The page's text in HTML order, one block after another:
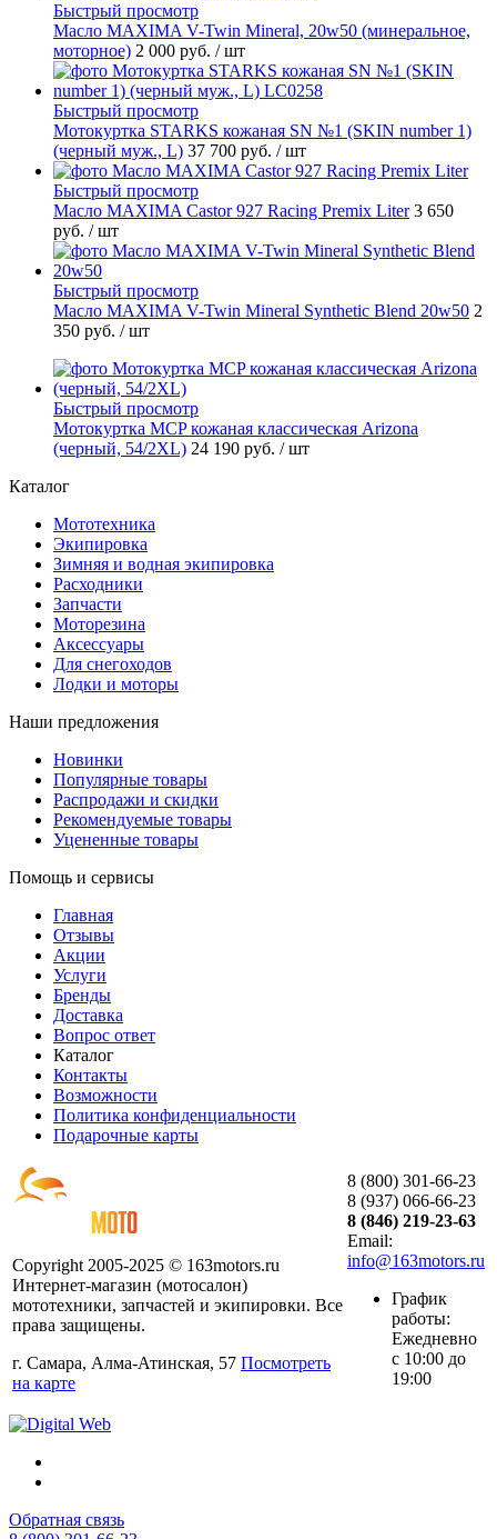
Быстрый просмотр
Масло MAXIMA V-Twin Mineral, 20w50 (минеральное,
моторное) 2 000 руб. / шт
Быстрый просмотр
Мотокуртка STARKS кожаная SN №1 (SKIN number 1)
(черный муж., L) 37 700 руб. / шт
Быстрый просмотр
Масло MAXIMA Castor 927 Racing Premix Liter 3 650
руб. / шт
Быстрый просмотр
Масло MAXIMA V-Twin Mineral Synthetic Blend 20w50 2
350 руб. / шт
Быстрый просмотр
Мотокуртка MCP кожаная классическая Arizona
(черный, 54/2XL) 24 190 руб. / шт
Каталог
Мототехника
Экипировка
Зимняя и водная экипировка
Расходники
Запчасти
Моторезина
Аксессуары
Для снегоходов
Лодки и моторы
Наши предложения
Новинки
Популярные товары
Распродажи и скидки
Рекомендуемые товары
Уцененные товары
Помощь и сервисы
Главная
Отзывы
Акции
Услуги
Бренды
Доставка
Вопрос ответ
Каталог
Контакты
Возможности
Политика конфиденциальности
Подарочные карты
Copyright 2005-2025 © 163motors.ru
Интернет-магазин (мотосалон)
мототехники, запчастей и экипировки. Все
права защищены.
г. Самара, Алма-Атинская, 57 Посмотреть
на карте
8 (800) 301-66-23
8 (937) 066-66-23
8 (846) 219-23-63
Email:
info@163motors.ru
График
работы:
Ежедневно
с 10:00 до
19:00
Обратная связь